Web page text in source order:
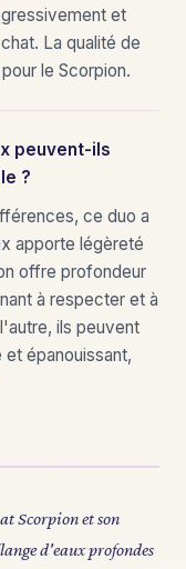
et
La qualité de
le Scorpion.
peuvent-ils
?
ce duo a
apporte légèreté
offre profondeur
à respecter et à
ils peuvent
épanouissant,
Scorpion et son
d'eaux profondes